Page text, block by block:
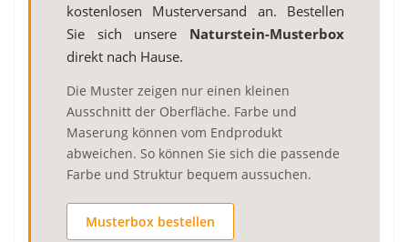
kostenlosen Musterversand an. Bestellen
Sie sich unsere Naturstein-Musterbox
direkt nach Hause.
Die Muster zeigen nur einen kleinen
Ausschnitt der Oberfläche. Farbe und
Maserung können vom Endprodukt
abweichen. So können Sie sich die passende
Farbe und Struktur bequem aussuchen.
Musterbox bestellen